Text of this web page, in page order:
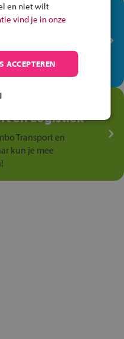
ben je op je
waar elke dag
in de
en Logistiek
Transport en
kun je mee
en niet wilt
vind je in onze
ACCEPTEREN